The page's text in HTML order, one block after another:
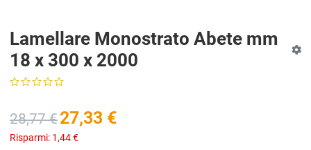
Lamellare Monostrato Abete mm
18 x 300 x 2000
28,77 €27,33 €
Risparmi: 1,44 €